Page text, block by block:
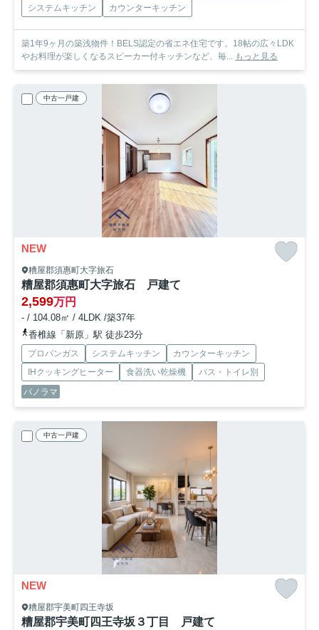
システムキッチン
カウンターキッチン
築1年9ヶ月の築浅物件！BELS認定の省エネ住宅です。18帖の広々LDK
やお料理が楽しくなるスピーカー付キッチンなど、毎...
もっと見る
中古一戸建
NEW
糟屋郡須惠町大字旅石
糟屋郡須惠町大字旅石 戸建て
2,599万円
- / 104.08㎡ / 4LDK /築37年
香椎線「新原」駅 徒歩23分
プロパンガス システムキッチン
カウンターキッチン
IHクッキングヒーター
食器洗い乾燥機
バス・トイレ別
パノラマ
中古一戸建
NEW
糟屋郡宇美町四王寺坂
糟屋郡宇美町四王寺坂３丁目 戸建て